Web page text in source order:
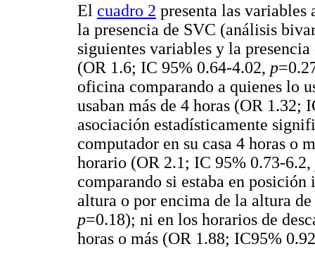
El cuadro 2 presenta las variables
la presencia de SVC (análisis
siguientes variables y la
(OR 1.6; IC 95% 0.64-4.02, p
oficina comparando a quienes lo
usaban más de 4 horas (OR 1.32;
asociación estadísticamente
computador en su casa 4 horas o
horario (OR 2.1; IC 95% 0.73-6.2,
comparando si estaba en
altura o por encima de la altura
p=0.18); ni en los horarios de
horas o más (OR 1.88; IC95%